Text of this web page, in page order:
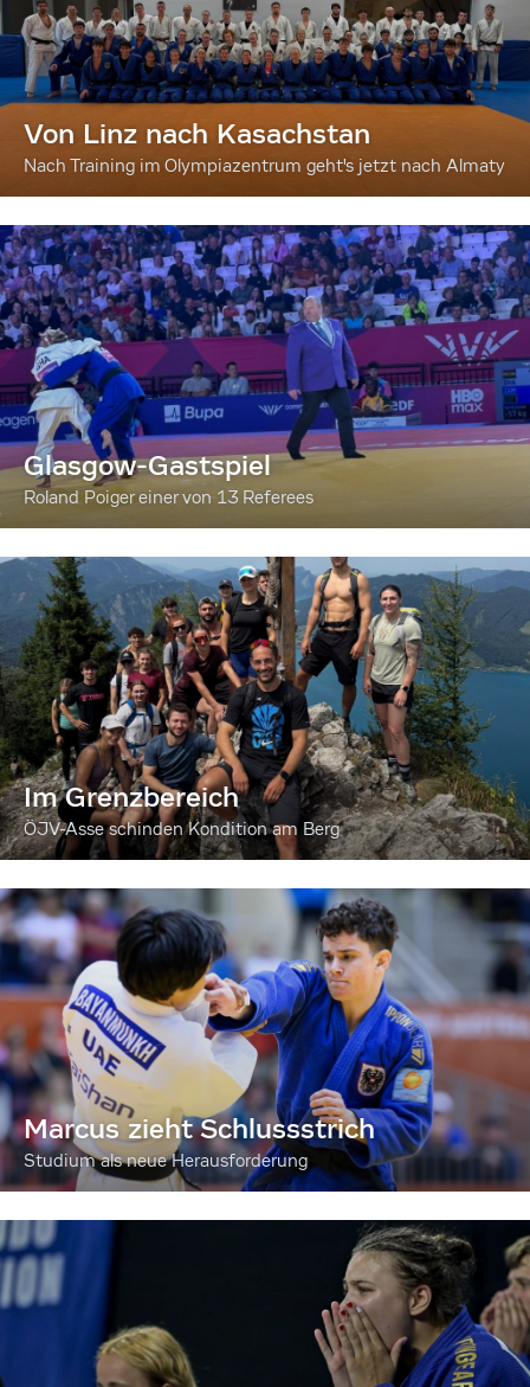
Von Linz nach Kasachstan
Nach Training im Olympiazentrum geht's jetzt nach Almaty
Glasgow-Gastspiel
Roland Poiger einer von 13 Referees
Im Grenzbereich
ÖJV-Asse schinden Kondition am Berg
Marcus zieht Schlussstrich
Studium als neue Herausforderung